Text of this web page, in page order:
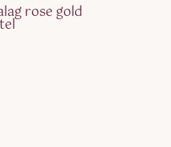
rose gold